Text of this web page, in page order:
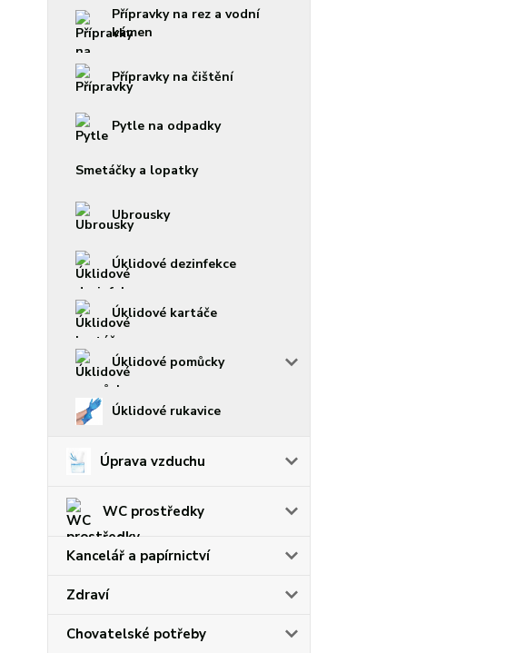
Přípravky na rez a vodní
kámen
Přípravky na čištění
Pytle na odpadky
Smetáčky a lopatky
Ubrousky
Úklidové dezinfekce
Úklidové kartáče
Úklidové pomůcky
Úklidové rukavice
Úprava vzduchu
WC prostředky
Kancelář a papírnictví
Zdraví
Chovatelské potřeby